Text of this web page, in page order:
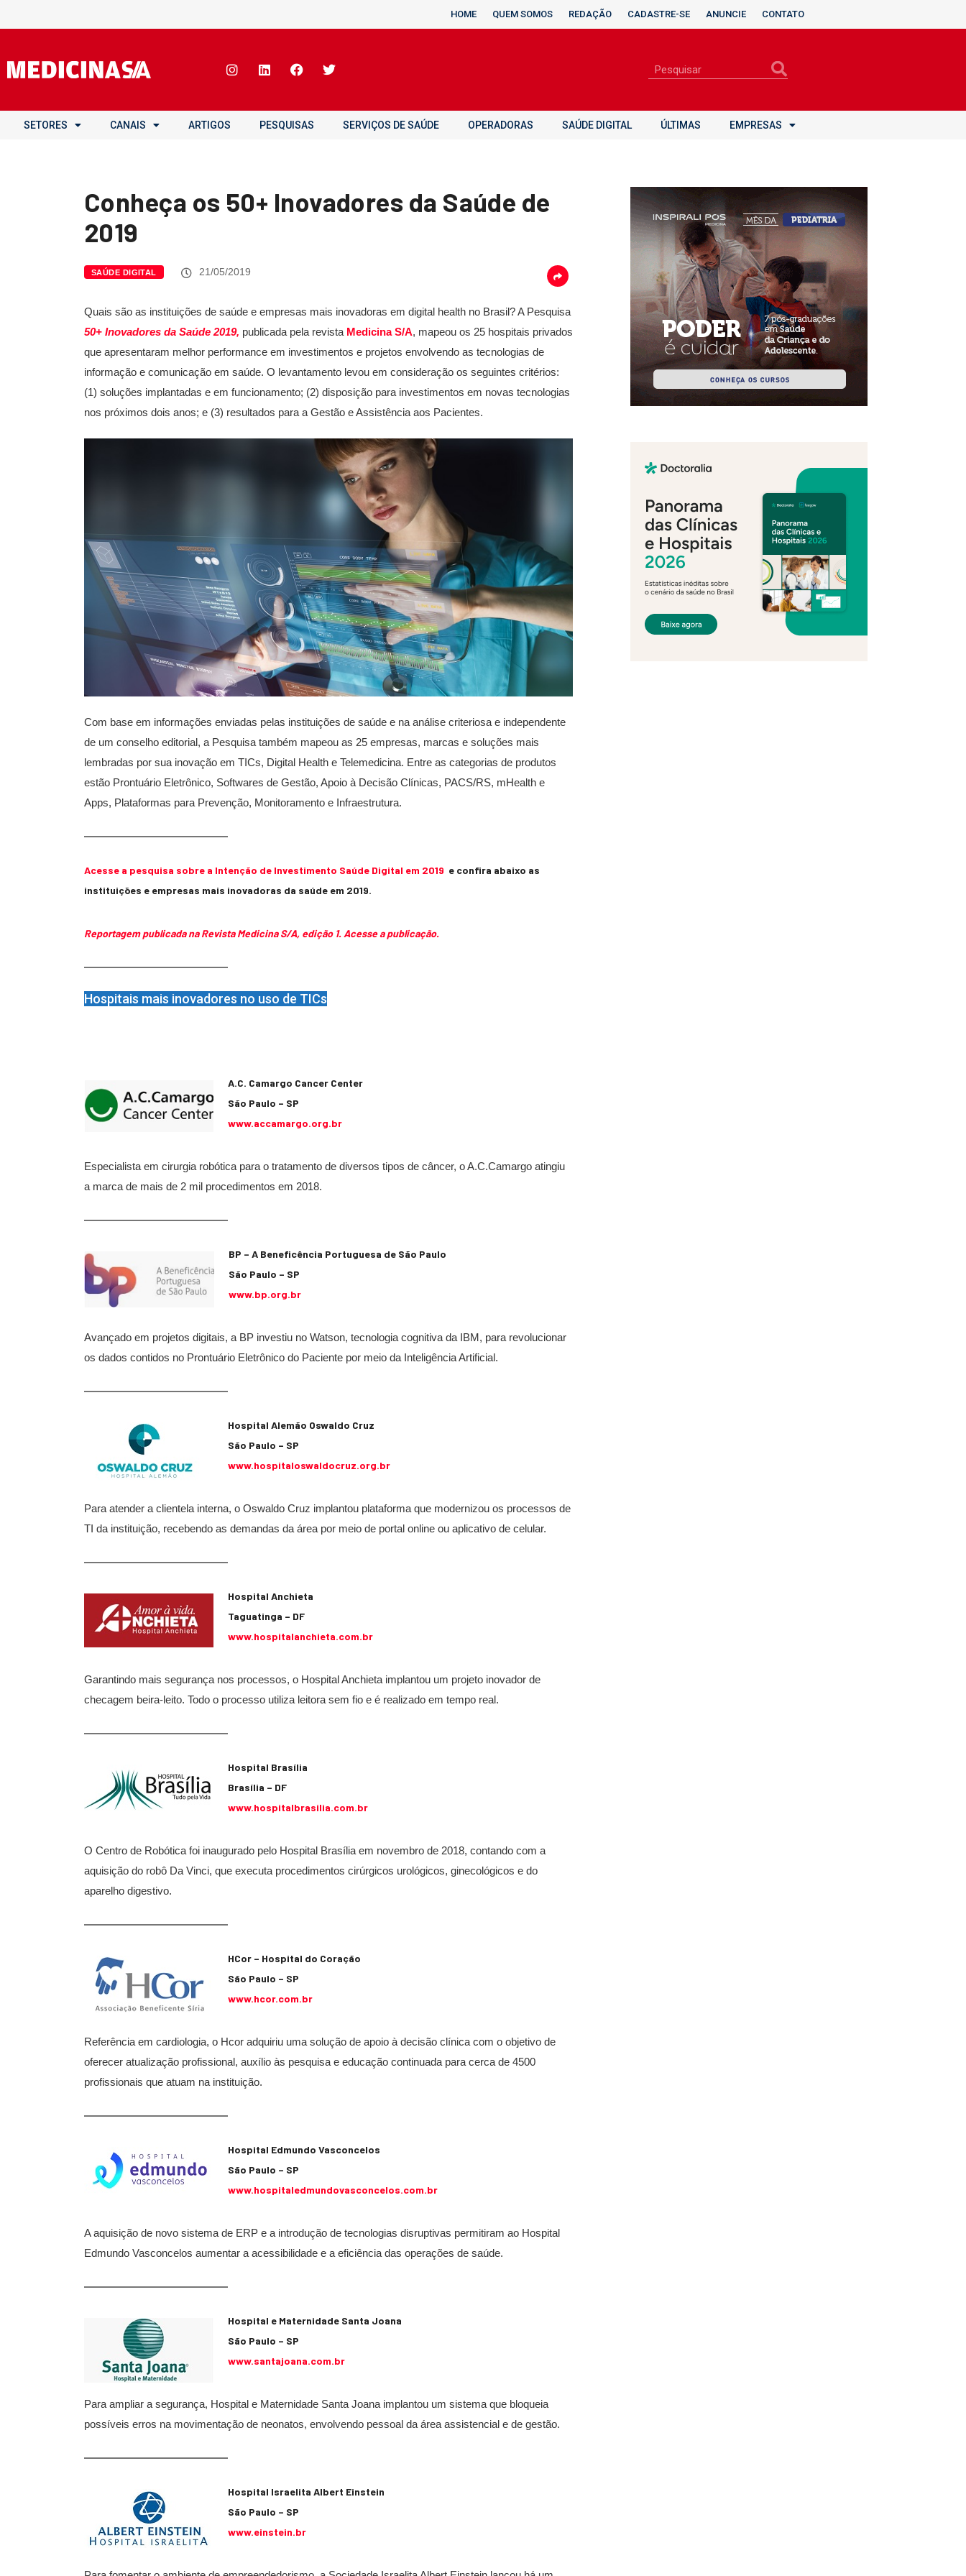
HOME QUEM SOMOS REDAÇÃO CADASTRE-SE ANUNCIE CONTATO
SETORES CANAIS ARTIGOS PESQUISAS SERVIÇOS DE SAÚDE OPERADORAS SAÚDE DIGITAL ÚLTIMAS EMPRESAS
Conheça os 50+ Inovadores da Saúde de
2019
SAÚDE DIGITAL 21/05/2019
Quais são as instituições de saúde e empresas mais inovadoras em digital health no Brasil? A Pesquisa
50+ Inovadores da Saúde 2019, publicada pela revista Medicina S/A, mapeou os 25 hospitais privados
que apresentaram melhor performance em investimentos e projetos envolvendo as tecnologias de
informação e comunicação em saúde. O levantamento levou em consideração os seguintes critérios:
(1) soluções implantadas e em funcionamento; (2) disposição para investimentos em novas tecnologias
nos próximos dois anos; e (3) resultados para a Gestão e Assistência aos Pacientes.
Com base em informações enviadas pelas instituições de saúde e na análise criteriosa e independente
de um conselho editorial, a Pesquisa também mapeou as 25 empresas, marcas e soluções mais
lembradas por sua inovação em TICs, Digital Health e Telemedicina. Entre as categorias de produtos
estão Prontuário Eletrônico, Softwares de Gestão, Apoio à Decisão Clínicas, PACS/RS, mHealth e
Apps, Plataformas para Prevenção, Monitoramento e Infraestrutura.
Acesse a pesquisa sobre a Intenção de Investimento Saúde Digital em 2019 e confira abaixo as
instituições e empresas mais inovadoras da saúde em 2019.
Reportagem publicada na Revista Medicina S/A, edição 1. Acesse a publicação.
Hospitais mais inovadores no uso de TICs
A.C. Camargo Cancer Center
São Paulo – SP
www.accamargo.org.br
Especialista em cirurgia robótica para o tratamento de diversos tipos de câncer, o A.C.Camargo atingiu
a marca de mais de 2 mil procedimentos em 2018.
BP – A Beneficência Portuguesa de São Paulo
São Paulo – SP
www.bp.org.br
Avançado em projetos digitais, a BP investiu no Watson, tecnologia cognitiva da IBM, para revolucionar
os dados contidos no Prontuário Eletrônico do Paciente por meio da Inteligência Artificial.
Hospital Alemão Oswaldo Cruz
São Paulo – SP
www.hospitaloswaldocruz.org.br
Para atender a clientela interna, o Oswaldo Cruz implantou plataforma que modernizou os processos de
TI da instituição, recebendo as demandas da área por meio de portal online ou aplicativo de celular.
Hospital Anchieta
Taguatinga – DF
www.hospitalanchieta.com.br
Garantindo mais segurança nos processos, o Hospital Anchieta implantou um projeto inovador de
checagem beira-leito. Todo o processo utiliza leitora sem fio e é realizado em tempo real.
Hospital Brasília
Brasília – DF
www.hospitalbrasilia.com.br
O Centro de Robótica foi inaugurado pelo Hospital Brasília em novembro de 2018, contando com a
aquisição do robô Da Vinci, que executa procedimentos cirúrgicos urológicos, ginecológicos e do
aparelho digestivo.
HCor – Hospital do Coração
São Paulo – SP
www.hcor.com.br
Referência em cardiologia, o Hcor adquiriu uma solução de apoio à decisão clínica com o objetivo de
oferecer atualização profissional, auxílio às pesquisa e educação continuada para cerca de 4500
profissionais que atuam na instituição.
Hospital Edmundo Vasconcelos
São Paulo – SP
www.hospitaledmundovasconcelos.com.br
A aquisição de novo sistema de ERP e a introdução de tecnologias disruptivas permitiram ao Hospital
Edmundo Vasconcelos aumentar a acessibilidade e a eficiência das operações de saúde.
Hospital e Maternidade Santa Joana
São Paulo – SP
www.santajoana.com.br
Para ampliar a segurança, Hospital e Maternidade Santa Joana implantou um sistema que bloqueia
possíveis erros na movimentação de neonatos, envolvendo pessoal da área assistencial e de gestão.
Hospital Israelita Albert Einstein
São Paulo – SP
www.einstein.br